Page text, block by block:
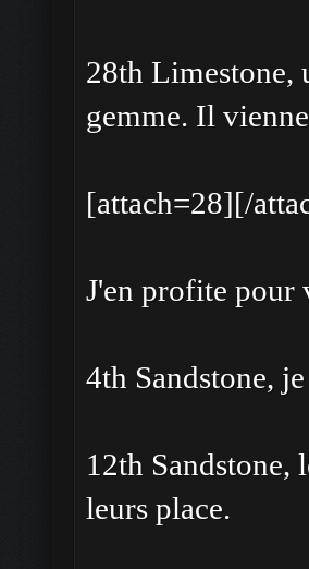
28th Limestone,
gemme. Il
[attach=28][/
J'en profite pour
4th Sandstone,
12th Sandstone,
leurs place.